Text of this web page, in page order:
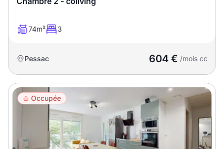
74m² 3
Pessac 604 € /mois cc
Occupée